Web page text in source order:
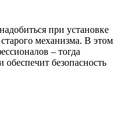
при установке
механизма. В этом
– тогда
безопасность